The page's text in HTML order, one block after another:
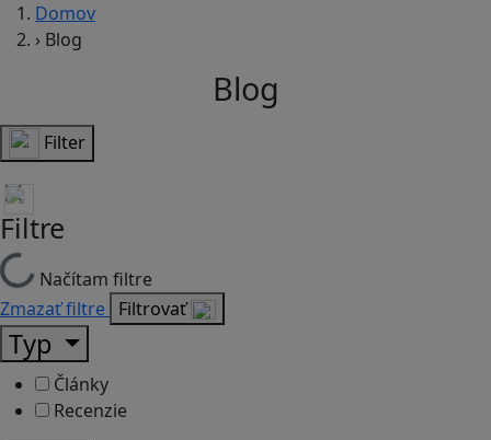
Domov
› Blog
Blog
Filter
Filtre
Načítam filtre
Zmazať filtre Filtrovať
Typ
Články
Recenzie